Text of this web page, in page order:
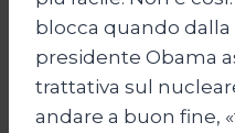
blocca quando dalla
presidente Obama
trattativa sul
andare a buon fine,